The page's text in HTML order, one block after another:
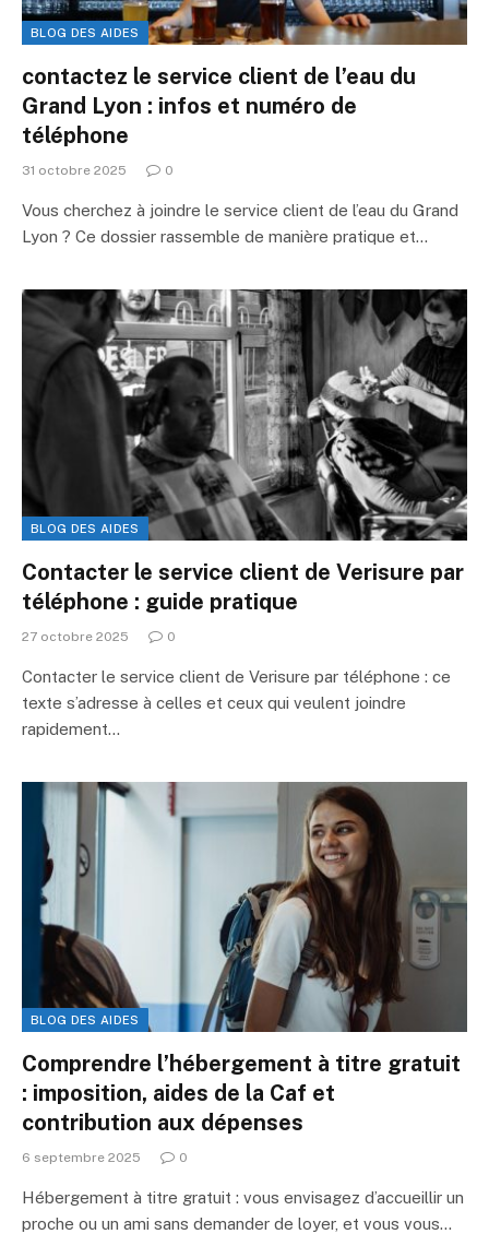
BLOG DES AIDES
contactez le service client de l’eau du
Grand Lyon : infos et numéro de
téléphone
31 octobre 2025 0
Vous cherchez à joindre le service client de l’eau du Grand
Lyon ? Ce dossier rassemble de manière pratique et…
BLOG DES AIDES
Contacter le service client de Verisure par
téléphone : guide pratique
27 octobre 2025 0
Contacter le service client de Verisure par téléphone : ce
texte s’adresse à celles et ceux qui veulent joindre
rapidement…
BLOG DES AIDES
Comprendre l’hébergement à titre gratuit
: imposition, aides de la Caf et
contribution aux dépenses
6 septembre 2025 0
Hébergement à titre gratuit : vous envisagez d’accueillir un
proche ou un ami sans demander de loyer, et vous vous…